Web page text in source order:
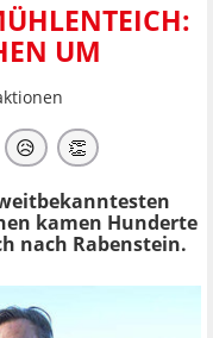
UM
😥 👏
kamen Hunderte
nach Rabenstein.